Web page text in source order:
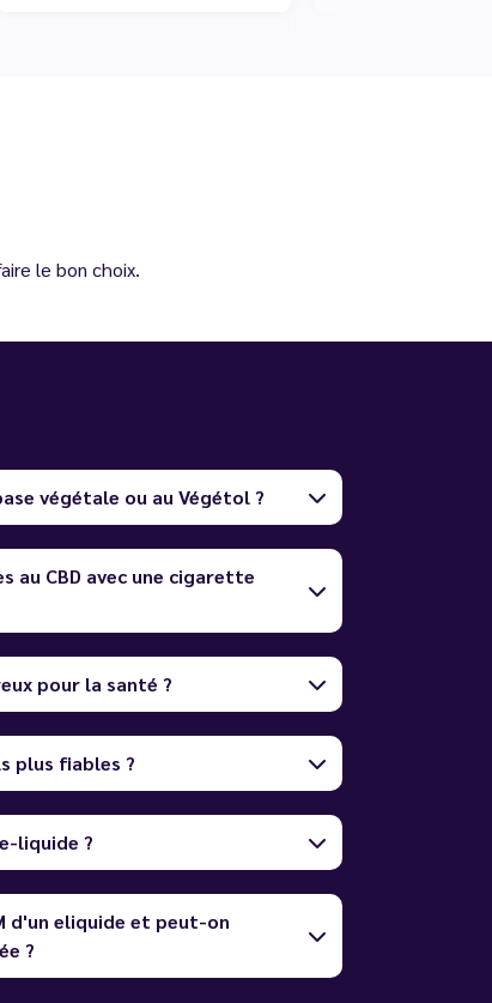
le bon choix.
végétale ou au Végétol ?
au CBD avec une cigarette
pour la santé ?
plus fiables ?
liquide ?
d'un eliquide et peut-on
?